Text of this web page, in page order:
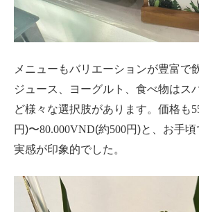
メニューもバリエーションが豊富で
ジュース、ヨーグルト、食べ物はス
ど様々な選択肢があります。価格も
円)〜80.000VND(約500円)と、お手
実感が印象的でした。